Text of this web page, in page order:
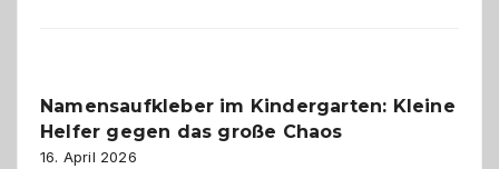
ist
eine
Namensaufkleber im Kindergarten: Kleine
Helfer gegen das große Chaos
16. April 2026